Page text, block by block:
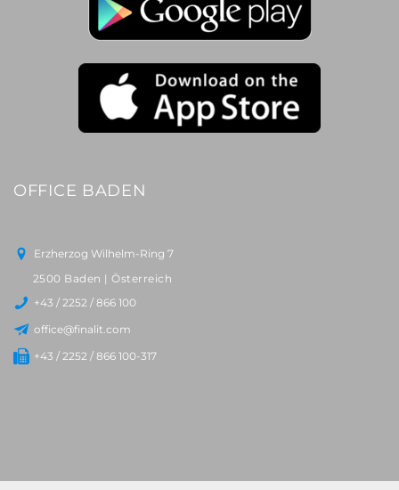
OFFICE BADEN
Erzherzog Wilhelm-Ring 7
2500 Baden | Österreich
+43 / 2252 / 866 100
office@finalit.com
+43 / 2252 / 866 100-317